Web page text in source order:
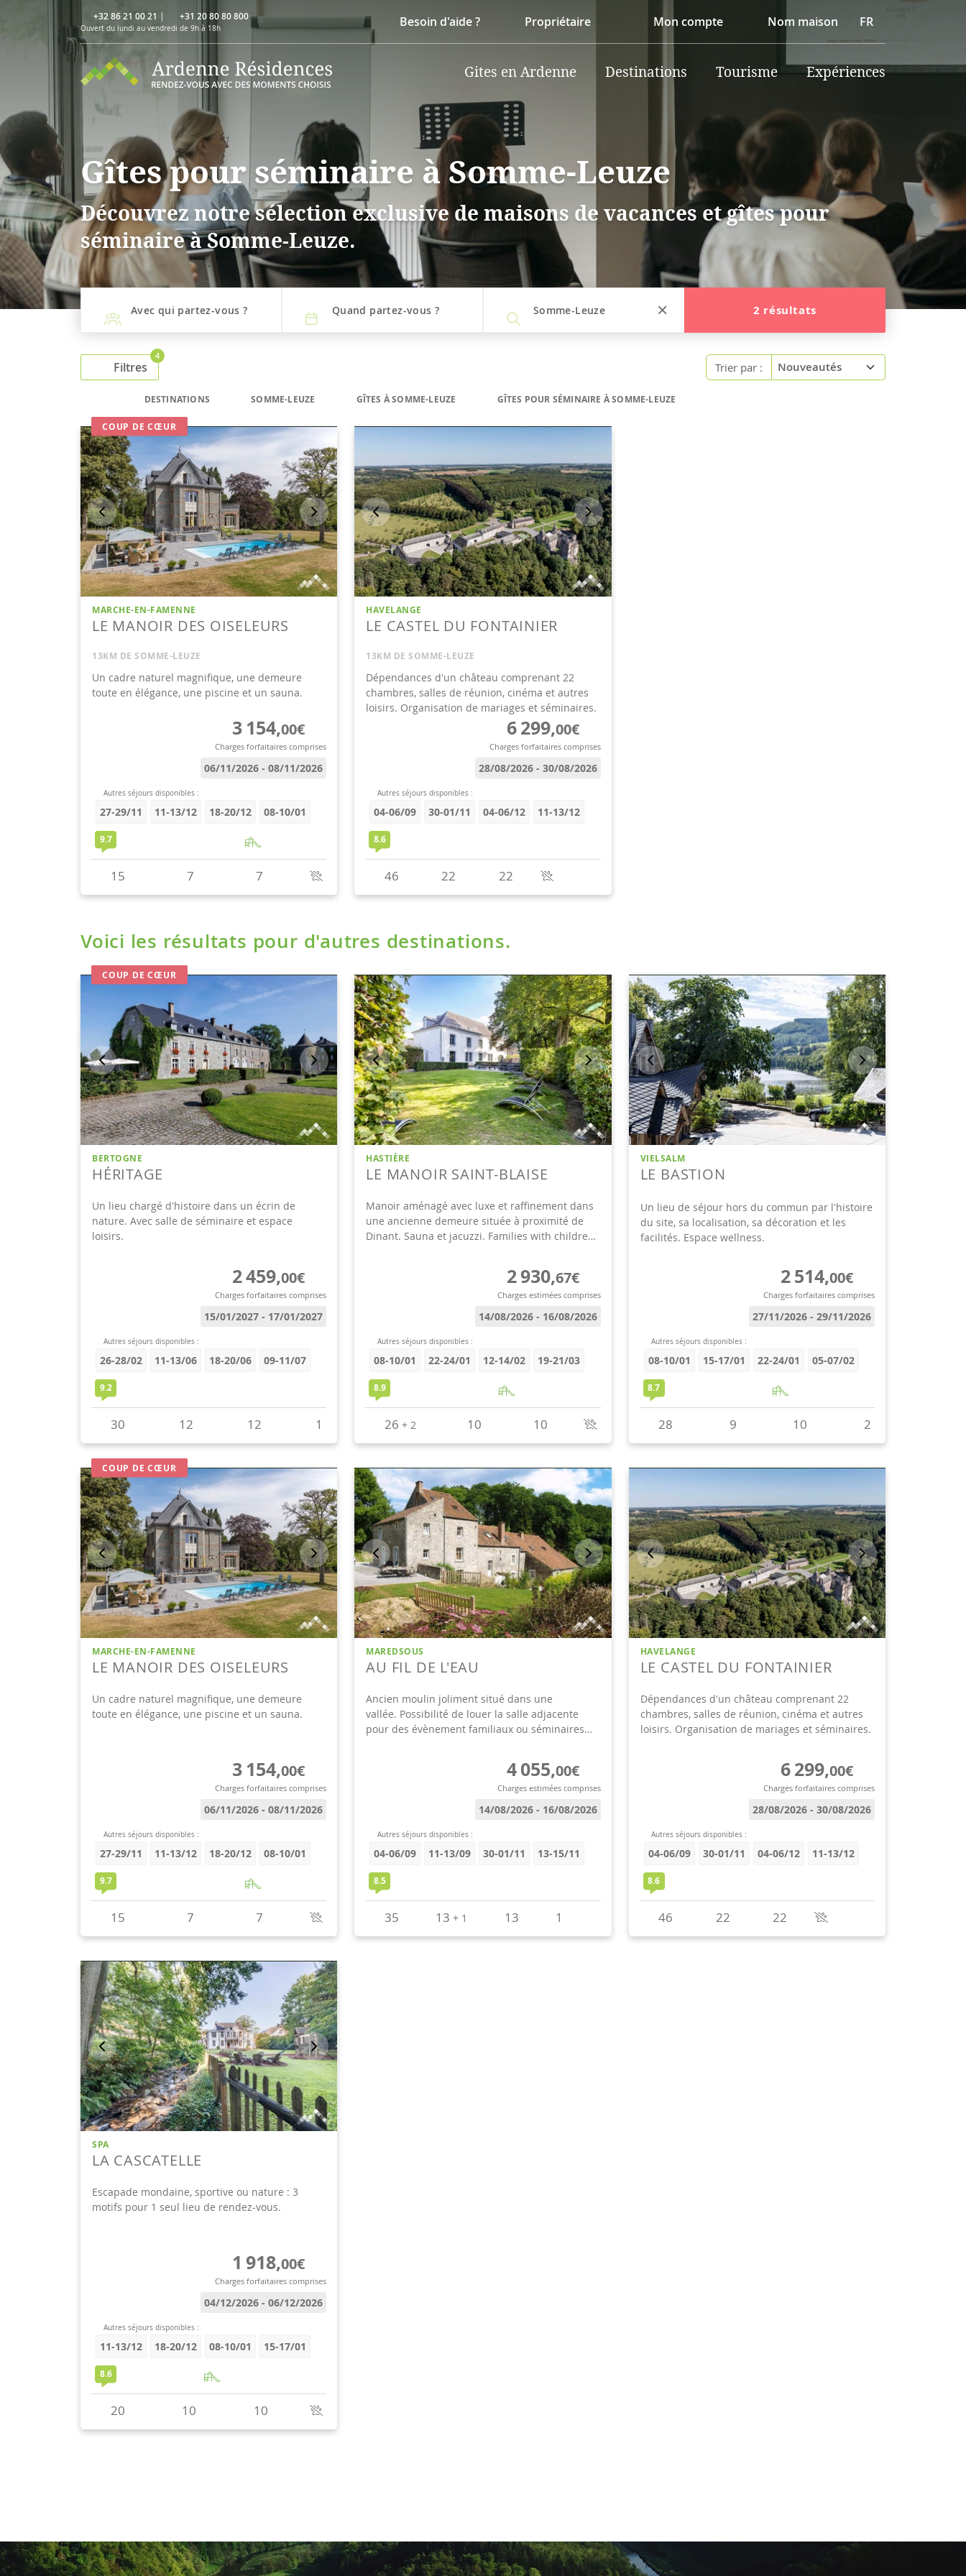
+32 86 21 00 21 | +31 20 80 80 800
Ouvert du lundi au vendredi de 9h à 18h Besoin d'aide ? Propriétaire Mon compte Nom maison FR
Gites en Ardenne Destinations Tourisme Expériences
Gîtes pour séminaire à Somme-Leuze
Découvrez notre sélection exclusive de maisons de vacances et gîtes pour
séminaire à Somme-Leuze.
Avec qui partez-vous ? Quand partez-vous ? Somme-Leuze 2 résultats
Filtres
4
Trier par :
DESTINATIONS SOMME-LEUZE GÎTES À SOMME-LEUZE GÎTES POUR SÉMINAIRE À SOMME-LEUZE
Voici les résultats pour d'autres destinations.